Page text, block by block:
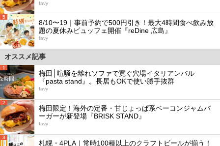
favy
5
8/10〜19｜事前予約で500円引き！最大4時間食べ飲み放
題の夏休みビュッフェ開催『reDine 広島』
favy
オススメ記事
1
梅田│喧騒を離れソファで寛ぐ穴場イタリアンバル
『pasta stand』。長居もOKで使い勝手抜群
favy
2
梅田限定！海外の定番・甘じょっぱ系ベーコンジャムバ
ーガーが新登場『BRISK STAND』
favy
3
札幌・4PLA｜常時100種以上のクラフトビールが揃う！